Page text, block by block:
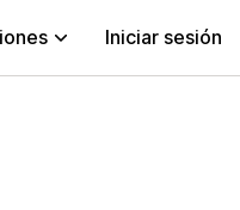
Iniciar sesión